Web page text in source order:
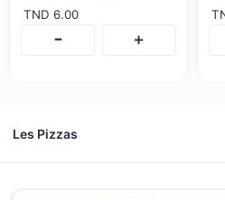
TND 6.00
- +
Les Pizzas